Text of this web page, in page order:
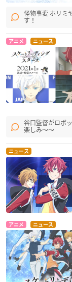
怪物事変 ホリミ
す！
アニメ ニュース
谷口監督がロボ
楽しみ～～
ニュース
アニメ ニュース